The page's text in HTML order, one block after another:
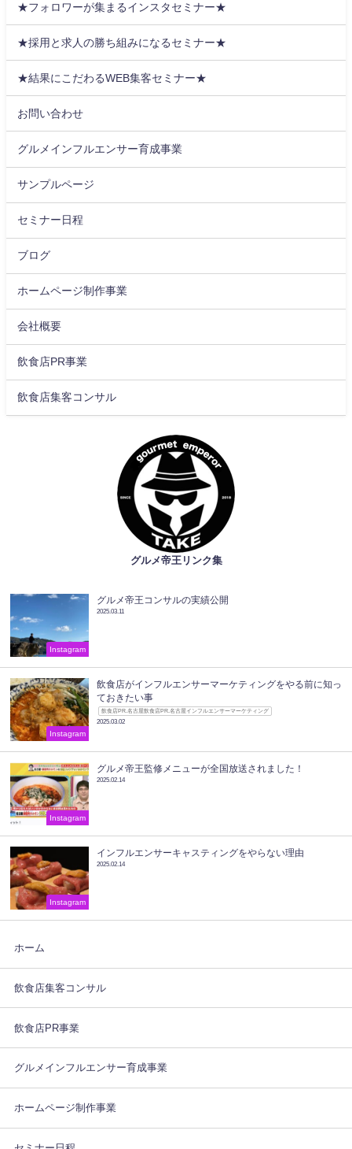
★フォロワーが集まるインスタセミナー★
★採用と求人の勝ち組みになるセミナー★
★結果にこだわるWEB集客セミナー★
お問い合わせ
グルメインフルエンサー育成事業
サンプルページ
セミナー日程
ブログ
ホームページ制作事業
会社概要
飲食店PR事業
飲食店集客コンサル
グルメ帝王リンク集
Instagram
グルメ帝王コンサルの実績公開
2025.03.11
Instagram
飲食店がインフルエンサーマーケティングをやる前に知っ
ておきたい事
飲食店PR.名古屋飲食店PR.名古屋インフルエンサーマーケティング
2025.03.02
Instagram
グルメ帝王監修メニューが全国放送されました！
2025.02.14
Instagram
インフルエンサーキャスティングをやらない理由
2025.02.14
ホーム
飲食店集客コンサル
飲食店PR事業
グルメインフルエンサー育成事業
ホームページ制作事業